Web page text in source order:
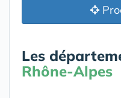
Les
Rhône-Alpes